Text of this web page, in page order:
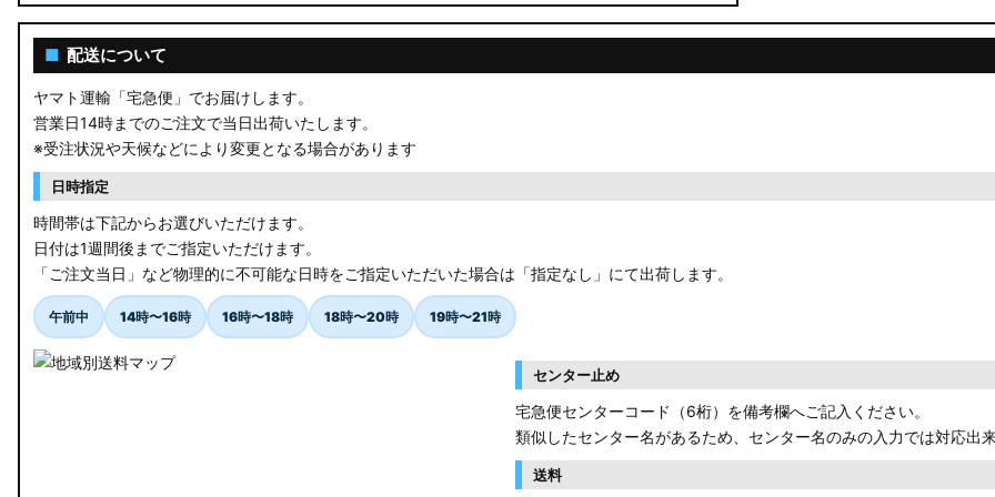
■ 配送について
ヤマト運輸「宅急便」でお届けします。
営業日14時までのご注文で当日出荷いたします。
※受注状況や天候などにより変更となる場合があります
日時指定
時間帯は下記からお選びいただけます。
日付は1週間後までご指定いただけます。
「ご注文当日」など物理的に不可能な日時をご指定いただいた場合は「指定なし」にて出荷します。
午前中 14時〜16時 16時〜18時 18時〜20時 19時〜21時
センター止め
宅急便センターコード（6桁）を備考欄へご記入ください。
類似したセンター名があるため、センター名のみの入力では対応出
送料